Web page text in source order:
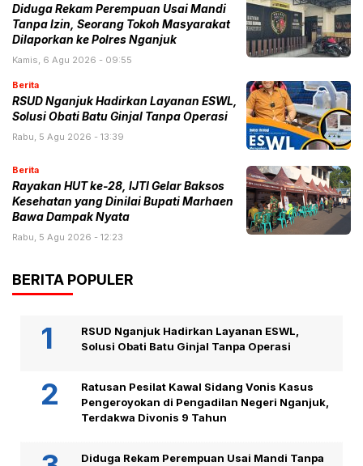
Diduga Rekam Perempuan Usai Mandi
Tanpa Izin, Seorang Tokoh Masyarakat
Dilaporkan ke Polres Nganjuk
Kamis, 6 Agu 2026 - 09:55
Berita
RSUD Nganjuk Hadirkan Layanan ESWL,
Solusi Obati Batu Ginjal Tanpa Operasi
Rabu, 5 Agu 2026 - 13:39
Berita
Rayakan HUT ke-28, IJTI Gelar Baksos
Kesehatan yang Dinilai Bupati Marhaen
Bawa Dampak Nyata
Rabu, 5 Agu 2026 - 12:23
BERITA POPULER
RSUD Nganjuk Hadirkan Layanan ESWL,
Solusi Obati Batu Ginjal Tanpa Operasi
Ratusan Pesilat Kawal Sidang Vonis Kasus
Pengeroyokan di Pengadilan Negeri Nganjuk,
Terdakwa Divonis 9 Tahun
Diduga Rekam Perempuan Usai Mandi Tanpa